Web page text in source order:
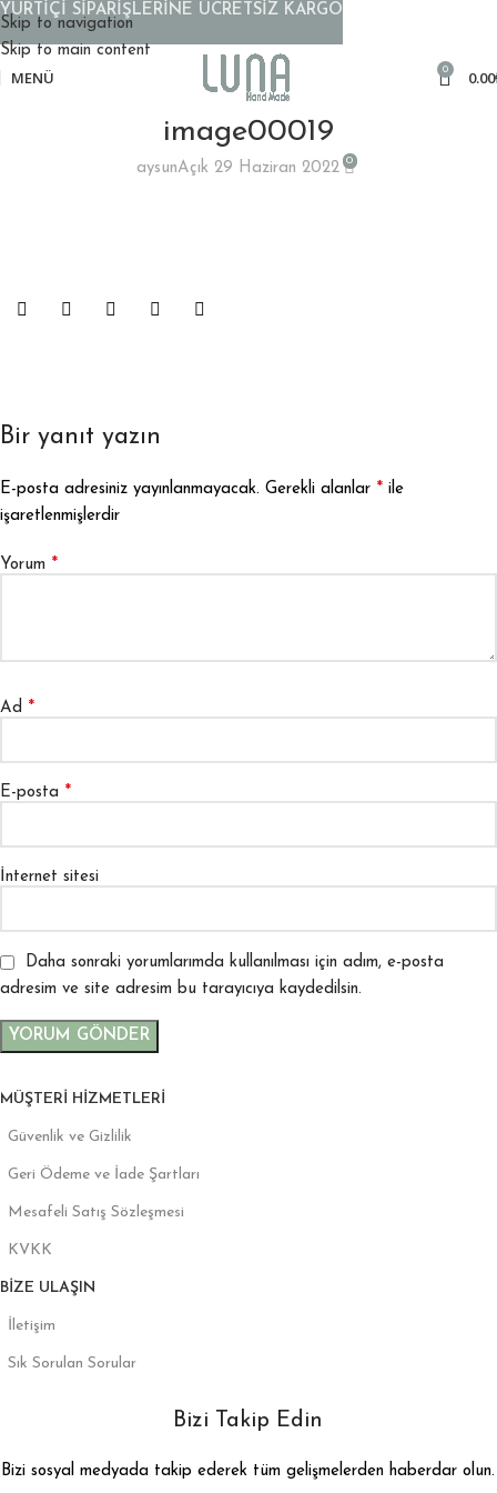
Skip to navigation
Skip to main content
MENÜ 0 0.00
image00019
aysunAçık 29 Haziran 2022 0
Bir yanıt yazın
E-posta adresiniz yayınlanmayacak. Gerekli alanlar * ile
işaretlenmişlerdir
Yorum *
Ad *
E-posta *
İnternet sitesi
Daha sonraki yorumlarımda kullanılması için adım, e-posta
adresim ve site adresim bu tarayıcıya kaydedilsin.
MÜŞTERI HIZMETLERI
Güvenlik ve Gizlilik
Geri Ödeme ve İade Şartları
Mesafeli Satış Sözleşmesi
KVKK
BIZE ULAŞIN
İletişim
Sık Sorulan Sorular
Bizi Takip Edin
Bizi sosyal medyada takip ederek tüm gelişmelerden haberdar olun.
YURTİÇİ SİPARİŞLERİNE ÜCRETSİZ KARGO